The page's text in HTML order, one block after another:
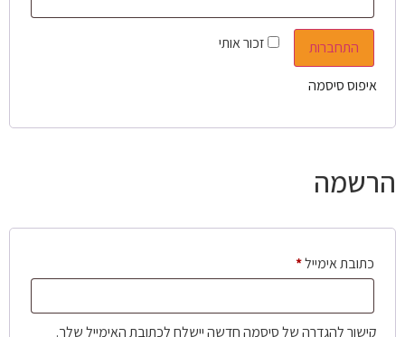
זכור אותי
התחברות
איפוס סיסמה
הרשמה
כתובת אימייל*
קישור להגדרה של סיסמה חדשה יישלח לכתובת האימייל שלך.